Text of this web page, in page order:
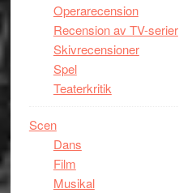
Operarecension
Recension av TV-serier
Skivrecensioner
Spel
Teaterkritik
Scen
Dans
Film
Musikal